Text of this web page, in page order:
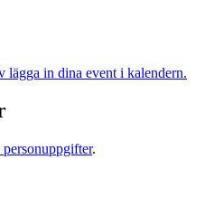
lägga in dina event i kalendern.
.